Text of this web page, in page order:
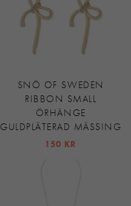
SNÖ OF SWEDEN
RIBBON SMALL
ÖRHÄNGE
GULDPLÄTERAD MÄSSING
150 KR